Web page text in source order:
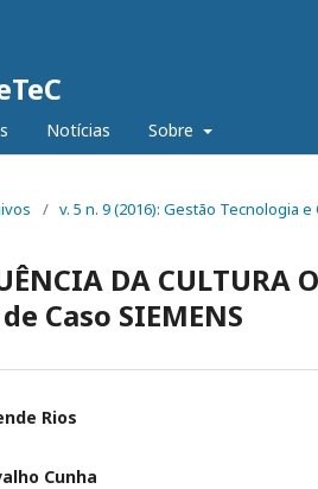
Notícias Sobre
/ v. 5 n. 9 (2016): Gestão Tecnologia e
DA CULTURA
Caso SIEMENS
Rios
Cunha